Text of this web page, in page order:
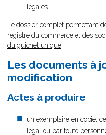
légales.
Le dossier complet permettant
registre du commerce et des
du guichet unique
Les documents à
modification
Actes à produire
un exemplaire en copie,
légal ou par toute